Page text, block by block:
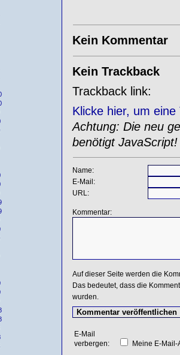
Kein Kommentar
Kein Trackback
Trackback link:
Klicke hier, um
Achtung: Die neu
benötigt JavaScript!
Name:
E-Mail:
URL:
Kommentar:
Auf dieser Seite werden die
Das bedeutet, dass die
wurden.
E-Mail
verbergen:
Meine E-